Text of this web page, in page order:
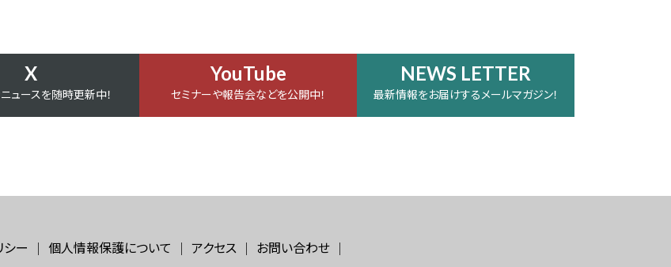
X
ュースを随時更新中！
YouTube
セミナーや報告会などを公開中！
NEWS LETTER
最新情報をお届けするメールマガジン！
シー 個人情報保護について アクセス お問い合わせ